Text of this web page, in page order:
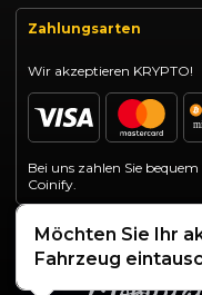
Zahlungsarten
Wir akzeptieren KRYPTO!
Bei uns zahlen Sie
Coinify.
Möchten Sie Ihr
Fahrzeug